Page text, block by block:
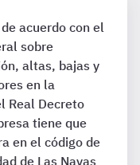
acuerdo con el
sobre
altas, bajas y
en la
Real Decreto
tiene que
en el código de
de Las Navas